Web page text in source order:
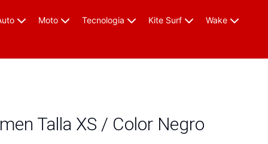
Moto Tecnologia Kite Surf Wake
Talla XS / Color Negro